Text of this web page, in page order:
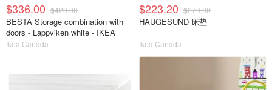
$336.00 $420.00
BESTA Storage combination with
doors - Lappviken white - IKEA
Ikea Canada
$223.20 $279.00
HAUGESUND 床垫
Ikea Canada